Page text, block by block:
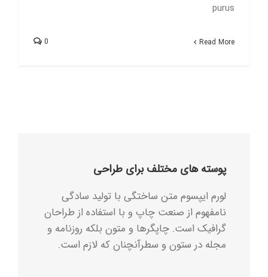
purus
Read More
0
پوسته های مختلف برای طراحی
لورم ایپسوم متن ساختگی با تولید سادگی
نامفهوم از صنعت چاپ و با استفاده از طراحان
گرافیک است. چاپگرها و متون بلکه روزنامه و
مجله در ستون و سطرآنچنان که لازم است.